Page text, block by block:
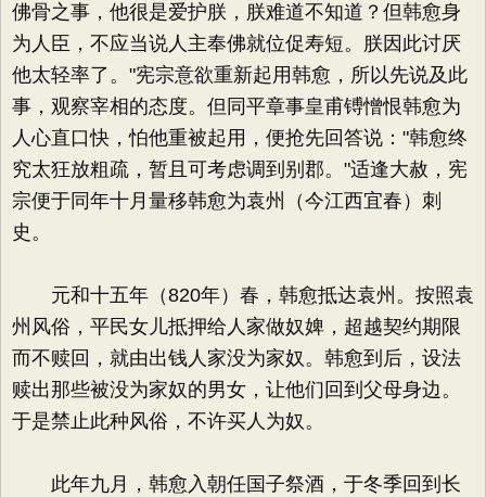
佛骨之事，他很是爱护朕，朕难道不知道？但韩愈身
为人臣，不应当说人主奉佛就位促寿短。朕因此讨厌
他太轻率了。"宪宗意欲重新起用韩愈，所以先说及此
事，观察宰相的态度。但同平章事皇甫镈憎恨韩愈为
人心直口快，怕他重被起用，便抢先回答说："韩愈终
究太狂放粗疏，暂且可考虑调到别郡。"适逢大赦，宪
宗便于同年十月量移韩愈为袁州（今江西宜春）刺
史。
元和十五年（820年）春，韩愈抵达袁州。按照袁
州风俗，平民女儿抵押给人家做奴婢，超越契约期限
而不赎回，就由出钱人家没为家奴。韩愈到后，设法
赎出那些被没为家奴的男女，让他们回到父母身边。
于是禁止此种风俗，不许买人为奴。
此年九月，韩愈入朝任国子祭酒，于冬季回到长